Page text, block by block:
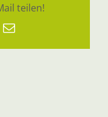
teilen!
E-